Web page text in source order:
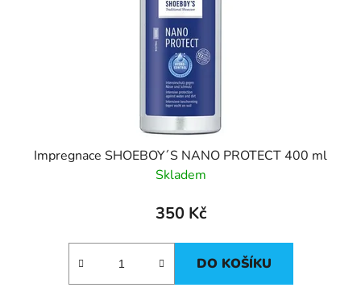
Impregnace SHOEBOY´S NANO PROTECT 400 ml
Skladem
350 Kč
DO KOŠÍKU